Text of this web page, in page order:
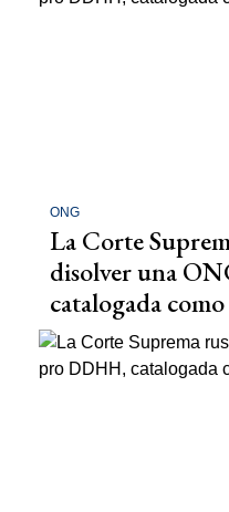
ONG
La Corte
disolver una
catalogada